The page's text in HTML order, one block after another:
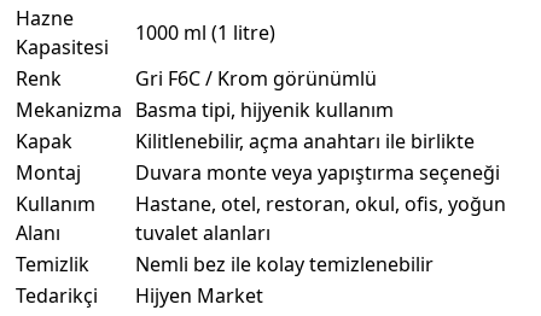
Hazne
Kapasitesi
1000 ml (1 litre)
Renk
Gri F6C / Krom görünümlü
Mekanizma Basma tipi, hijyenik kullanım
Kapak
Kilitlenebilir, açma anahtarı ile birlikte
Montaj
Duvara monte veya yapıştırma seçeneği
Kullanım
Alanı
Hastane, otel, restoran, okul, ofis, yoğun
tuvalet alanları
Temizlik
Nemli bez ile kolay temizlenebilir
Tedarikçi
Hijyen Market